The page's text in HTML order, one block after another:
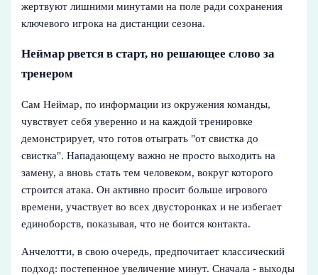
жертвуют лишними минутами на поле ради сохранения
ключевого игрока на дистанции сезона.
Неймар рвется в старт, но решающее слово за
тренером
Сам Неймар, по информации из окружения команды,
чувствует себя уверенно и на каждой тренировке
демонстрирует, что готов отыграть "от свистка до
свистка". Нападающему важно не просто выходить на
замену, а вновь стать тем человеком, вокруг которого
строится атака. Он активно просит больше игрового
времени, участвует во всех двусторонках и не избегает
единоборств, показывая, что не боится контакта.
Анчелотти, в свою очередь, предпочитает классический
подход: постепенное увеличение минут. Сначала - выходы